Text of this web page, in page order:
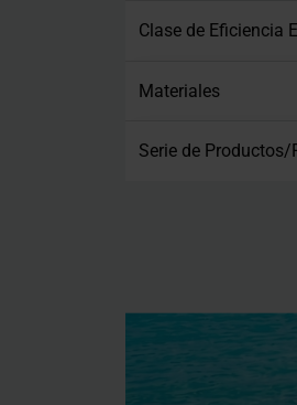
Clase de Eficiencia
Materiales
Serie de